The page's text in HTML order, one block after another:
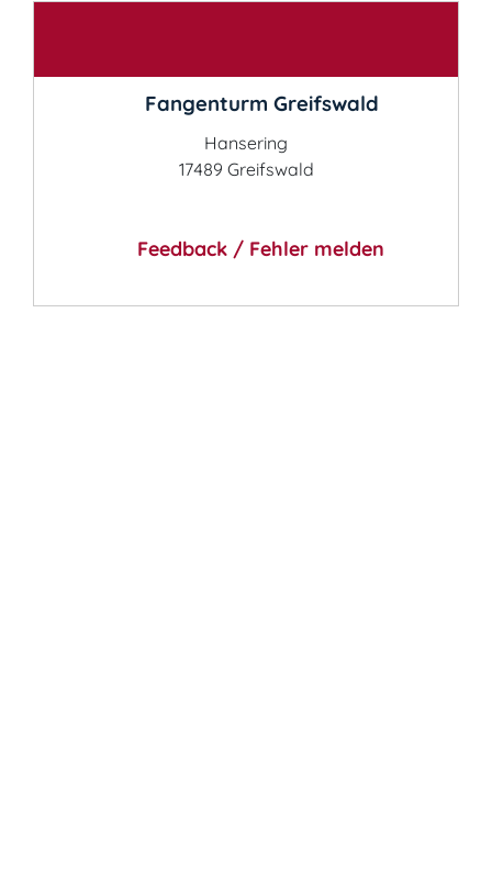
Fangenturm Greifswald
Hansering
17489 Greifswald
Feedback / Fehler melden